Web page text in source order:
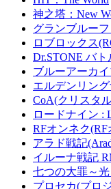
神之塔：New
グランブルー
ロブロックス
Dr.STONE バト
ブルーアーカ
エルデンリン
CoA(クリスタ
ロードナイン :
RFオンネク
アラド戦記
イルーナ戦記
七つの大罪～
プロセカ(プロ